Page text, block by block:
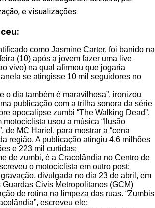
e visualizações.
como Jasmine Carter, foi banido na
(10) após a jovem fazer uma live
vivo) na qual afirmou que jogaria
se atingisse 10 mil seguidores no
o dia também é maravilhosa”, ironizou
publicação com a trilha sonora da série
apocalipse zumbi “The Walking Dead”.
motociclista usou a música “Ilusão
de MC Hariel, para mostrar a “cena
região. A publicação atingiu 4,6 milhões
e 223 mil curtidas;
de zumbi, é a Cracolândia no Centro de
o motociclista em outro post;
divulgada no dia 23 de abril, em
Guardas Civis Metropolitanos (GCM)
de rotina na limpeza das ruas. “Zumbis
escreveu ele;